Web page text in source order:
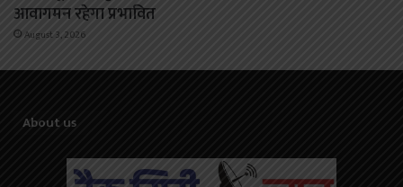
आवागमन रहेगा प्रभावित
August 3, 2026
About us